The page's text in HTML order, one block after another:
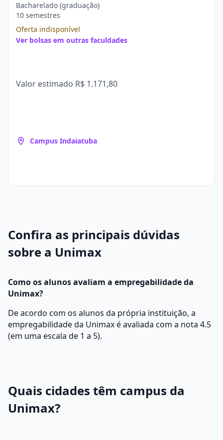
Bacharelado (graduação)
10 semestres
Oferta indisponível
Ver bolsas em outras faculdades
Valor estimado R$ 1.171,80
Campus Indaiatuba
Confira as principais dúvidas
sobre a Unimax
Como os alunos avaliam a empregabilidade da
Unimax?
De acordo com os alunos da própria instituição, a
empregabilidade da Unimax é avaliada com a nota 4.5
(em uma escala de 1 a 5).
Quais cidades têm campus da
Unimax?